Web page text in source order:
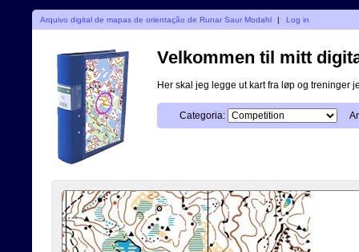
Arquivo digital de mapas de orientação de Runar Saur Modahl | Log in
Velkommen til mitt
Her skal jeg legge ut kart fra løp og treninger
Categoria: